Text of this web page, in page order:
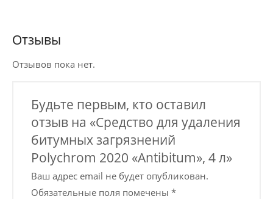
Отзывы
Отзывов пока нет.
Будьте первым, кто оставил
отзыв на «Средство для удаления
битумных загрязнений
Polychrom 2020 «Antibitum», 4 л»
Ваш адрес email не будет опубликован.
Обязательные поля помечены*